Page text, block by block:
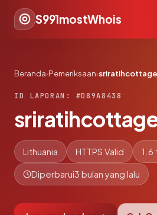
S991mostWhois
Beranda›Pemeriksaan›
ID LAPORAN: #D89A8438
Lithuania HTTPS Valid 1.6
Diperbarui3 bulan yang lalu